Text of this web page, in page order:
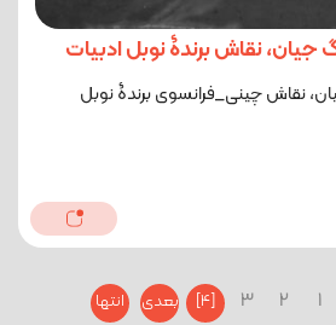
نقاش برندۀ نوبل ادبیات
نقاش چینی_فرانسوی برندۀ نوبل
1
2
3
[4] بعدی انتها